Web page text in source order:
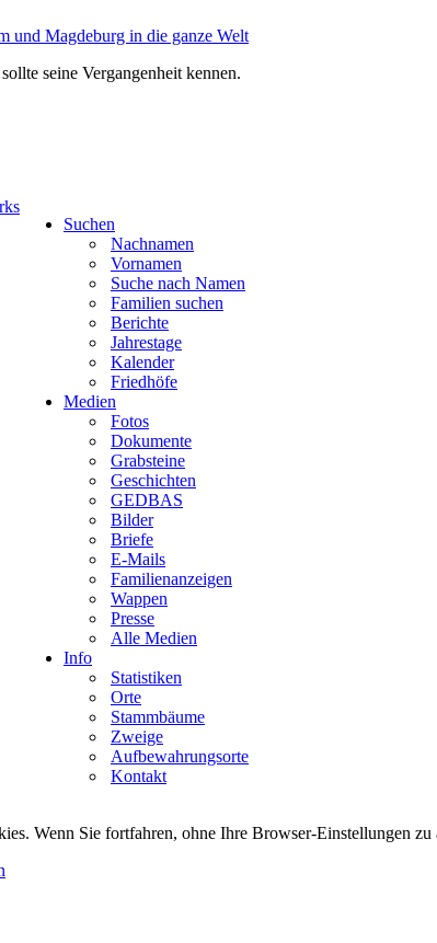
und Magdeburg in die ganze Welt
seine Vergangenheit kennen.
Suchen
Nachnamen
Vornamen
Suche nach Namen
Familien suchen
Berichte
Jahrestage
Kalender
Friedhöfe
Medien
Fotos
Dokumente
Grabsteine
Geschichten
GEDBAS
Bilder
Briefe
E-Mails
Familienanzeigen
Wappen
Presse
Alle Medien
Info
Statistiken
Orte
Stammbäume
Zweige
Aufbewahrungsorte
Kontakt
Wenn Sie fortfahren, ohne Ihre Browser-Einstellungen